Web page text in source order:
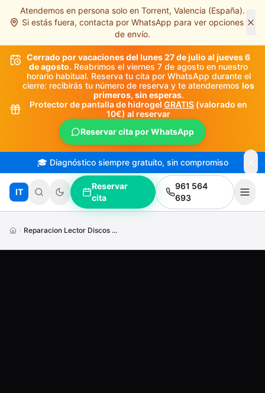
Saltar al contenido principal
Atendemos en persona solo en Torrent, Valencia (España).
Si estás fuera, contacta por WhatsApp para ver opciones
de envío.
Cerrado por vacaciones del lunes 27 de julio al jueves 6
de agosto. Reabrimos el viernes 7 de agosto en nuestro
horario habitual. Reserva tu cita por WhatsApp durante el
cierre: recibirás tu número de reserva y te atenderemos los
primeros, sin esperas.
Protector de pantalla de hidrogel GRATIS (valorado en
10€) al reservar
Reservar cita por WhatsApp
🎓 Diagnóstico siempre gratuito, sin compromiso
IT
Reservar
cita
961 564
693
Reparacion Lector Discos Xbox Series X